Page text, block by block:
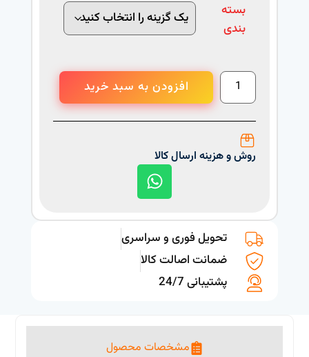
بسته
بندی
افزودن به سبد خرید
روش و هزینه ارسال کالا
تحویل فوری و سراسری
ضمانت اصالت کالا
پشتیبانی 24/7
مشخصات محصول